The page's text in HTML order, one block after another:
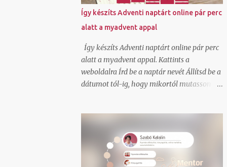
nyomtatnom, mert a futár magával hozza
az elkészített cimkét. Ez tetszett!
Természetesen van egy mygls felületem is,
ahol szerződött partnerként tudok
csomagokat feladni és itt vannak feláras
lehetőségek is hogy A-ból B-be felvegyék a
csomagot és átszállítsák és ehhez ők viszik
Tudom, hogy van olyan lehetőség is normál
legenerálom, és pdf-ben átküldöm arra a
címre, ahonnan kérem elhozatni hozzám a
Így készíts Adventi naptárt online pár perc
alatt a myadvent appal
Így készíts Adventi naptárt online pár perc
alatt a myadvent appal. Kattints a
weboldalra Írd be a naptár nevét Állítsd be a
dátumot tól-ig, hogy mikortól mutasson
meglepetést szánod. Ha szeretnél saját
háttérképet állíthatsz be és saját színvilágot
ahogy én is tettem. Igen a kész online
adventi naptár be is ágyazható blogba,